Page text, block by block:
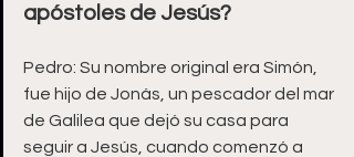
apóstoles de Jesús?
Pedro: Su nombre original era Simón,
fue hijo de Jonás, un pescador del mar
de Galilea que dejó su casa para
seguir a Jesús, cuando comenzó a